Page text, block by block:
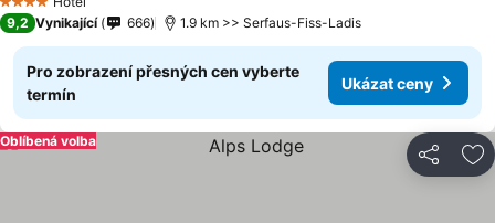
4 Počet hvězdiček
9,2 Vynikající 666 1.9 km >> Serfaus-Fiss-Ladis
Pro zobrazení přesných cen vyberte
termín
Ukázat ceny
Sdílet
Oblíbená volba